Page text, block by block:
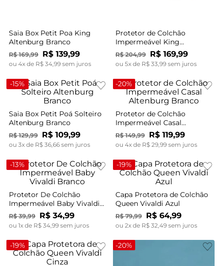
Saia Box Petit Poa King
Altenburg Branco
R$ 169,99 R$ 139,99
ou 4x de R$ 34,99sem juros
Protetor de Colchão
Impermeável King
Altenburg Branco
R$ 204,99 R$ 169,99
ou 5x de R$ 33,99sem juros
-15%
Saia Box Petit Poá Solteiro
Altenburg Branco
R$ 129,99 R$ 109,99
ou 3x de R$ 36, 66sem juros
-20%
Protetor de Colchão
Impermeável Casal
Altenburg Branco
R$ 149,99 R$ 119,99
ou 4x de R$ 29, 99sem juros
-13%
Protetor De Colchão
Impermeável Baby Vivaldi
Branco
R$ 39,99 R$ 34,99
ou 1x de R$ 34, 99sem juros
-19%
Capa Protetora de Colchão
Queen Vivaldi Azul
R$ 79,99 R$ 64,99
ou 2x de R$ 32 49sem juros
-19% -20%